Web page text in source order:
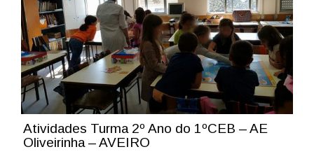
Atividades Turma 2º Ano do 1ºCEB – AE
Oliveirinha – AVEIRO